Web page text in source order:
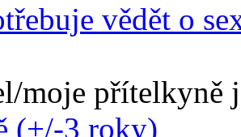
vědět o
moje přítelkyně
(+/-3 roky)